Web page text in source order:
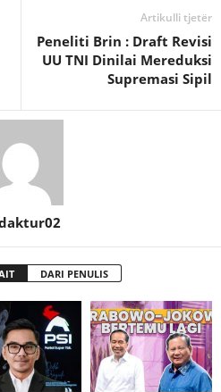
Artikulli tjetër
Peneliti Brin : Draft Revisi
UU TNI Dinilai Mereduksi
Supremasi Sipil
DARI PENULIS